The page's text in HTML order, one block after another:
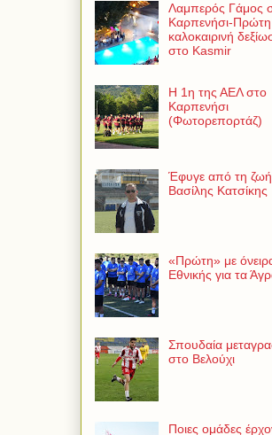
Λαμπερός Γάμος
Καρπενήσι-Πρώτη
καλοκαιρινή
στο Kasmir
Η 1η της ΑΕΛ στο
Καρπενήσι
(Φωτορεπορτάζ)
Έφυγε από τη
Βασίλης Κατσίκης
«Πρώτη» με
Εθνικής για τα
Σπουδαία
στο Βελούχι
Ποιες ομάδες